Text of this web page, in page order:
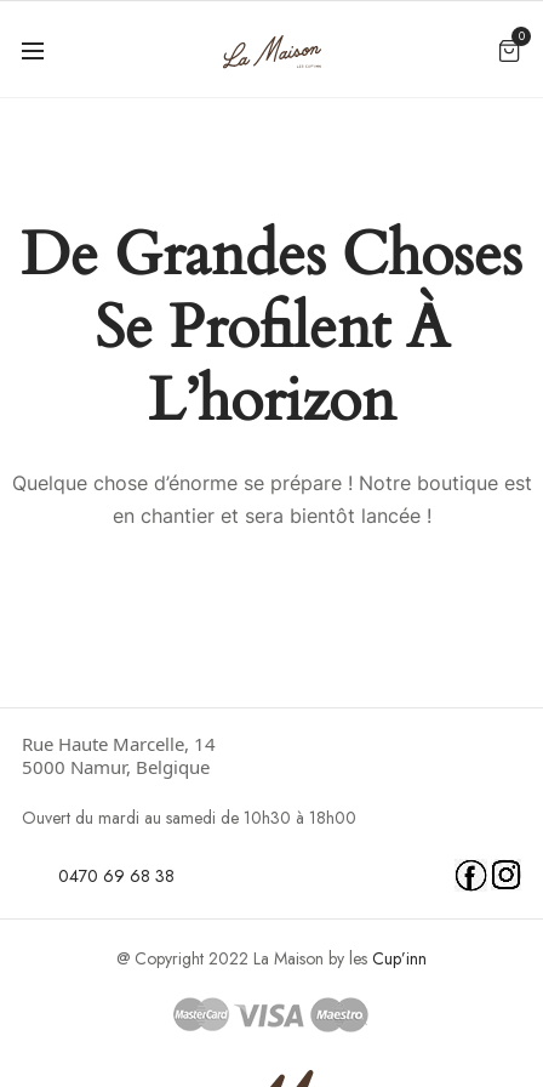
0
De Grandes Choses
Se Profilent À
L’horizon
Quelque chose d’énorme se prépare ! Notre boutique est
en chantier et sera bientôt lancée !
Rue Haute Marcelle, 14
5000 Namur, Belgique
Ouvert du mardi au samedi de 10h30 à 18h00
0470 69 68 38
@ Copyright 2022 La Maison by les Cup’inn